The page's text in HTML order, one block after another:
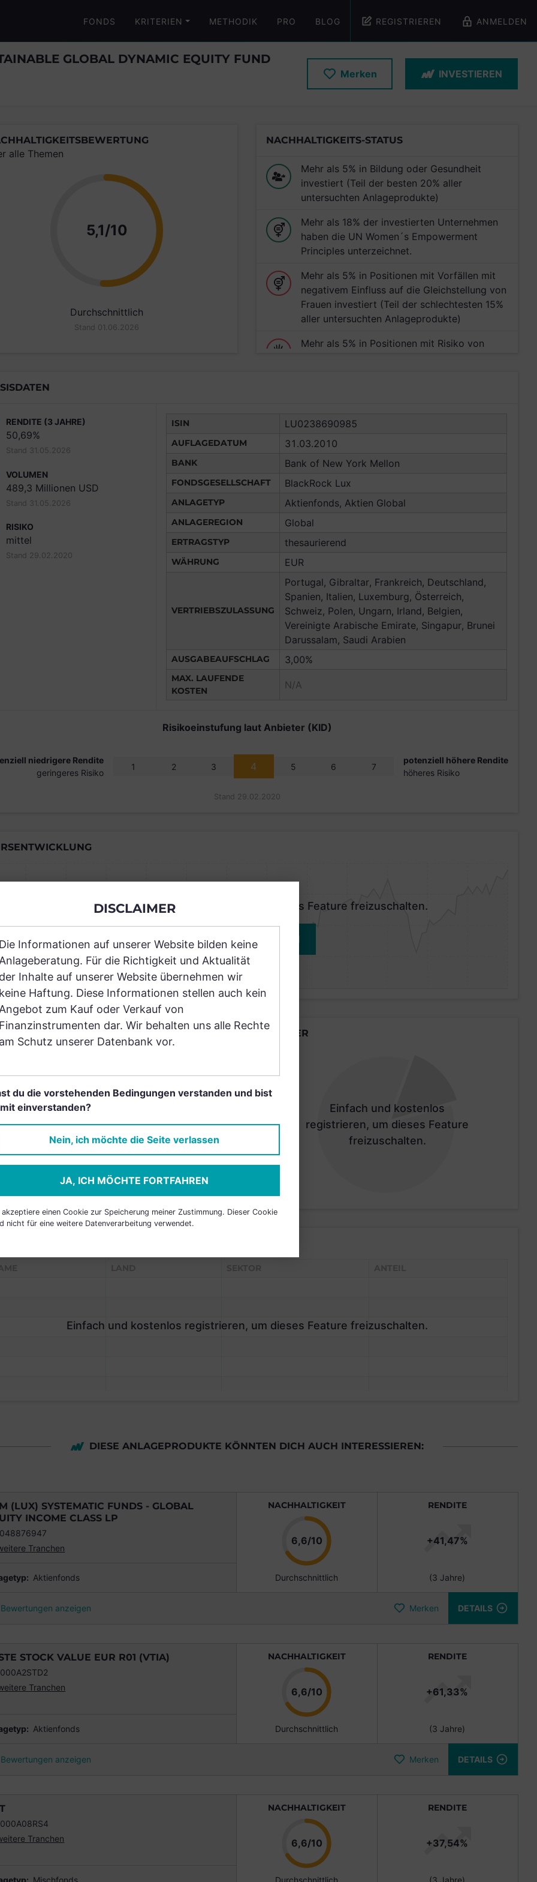
FONDS KRITERIEN METHODIK PRO BLOG REGISTRIEREN ANMELDEN
GLOBAL DYNAMIC EQUITY FUND
Merken INVESTIEREN
alle Themen
5,1/10 Punkte
Durchschnittlich
Stand 01.06.2026
NACHHALTIGKEITS-STATUS
Mehr als 5% in Bildung oder Gesundheit
investiert (Teil der besten 20% aller
untersuchten Anlageprodukte)
Mehr als 18% der investierten Unternehmen
haben die UN Women´s Empowerment
Principles unterzeichnet.
Mehr als 5% in Positionen mit Vorfällen mit
negativem Einfluss auf die Gleichstellung von
Frauen investiert (Teil der schlechtesten 15%
aller untersuchten Anlageprodukte)
Mehr als 5% in Positionen mit Risiko von
RENDITE (3 JAHRE)
50,69%
Stand 31.05.2026
VOLUMEN
489,3 Millionen USD
Stand 31.05.2026
RISIKO
mittel
Stand 29.02.2020
ISIN LU0238690985
AUFLAGEDATUM 31.03.2010
BANK Bank of New York Mellon
FONDSGESELLSCHAFT BlackRock Lux
ANLAGETYP Aktienfonds, Aktien Global
ANLAGEREGION Global
ERTRAGSTYP thesaurierend
WÄHRUNG EUR
VERTRIEBSZULASSUNG
Portugal, Gibraltar, Frankreich, Deutschland,
Spanien, Italien, Luxemburg, Österreich,
Schweiz, Polen, Ungarn, Irland, Belgien,
Vereinigte Arabische Emirate, Singapur, Brunei
Darussalam, Saudi Arabien
AUSGABEAUFSCHLAG 3,00%
MAX. LAUFENDE
KOSTEN
N/A
Risikoeinstufung laut Anbieter (KID)
niedrigere Rendite
geringeres Risiko
1 2 3 4 5 6 7
potenziell höhere Rendite
höheres Risiko
Stand 29.02.2020
Einfach und kostenlos registrieren, um dieses Feature freizuschalten.
JETZT ANMELDEN
Einfach und kostenlos
registrieren, um dieses Feature
freizuschalten.
LÄNDER
Einfach und kostenlos
registrieren, um dieses Feature
freizuschalten.
Einfach und kostenlos registrieren, um dieses Feature freizuschalten.
DIESE ANLAGEPRODUKTE KÖNNTEN DICH AUCH INTERESSIEREN:
(LUX) SYSTEMATIC FUNDS - GLOBAL
INCOME CLASS LP
Tranchen
Aktienfonds
NACHHALTIGKEIT
6,6/10Punkte
Durchschnittlich
RENDITE
+41,47%
(3 Jahre)
Bewertungen anzeigen Merken DETAILS
STOCK VALUE EUR R01 (VTIA)
Tranchen
Aktienfonds
NACHHALTIGKEIT
6,6/10Punkte
Durchschnittlich
RENDITE
+61,33%
(3 Jahre)
Bewertungen anzeigen Merken DETAILS
Tranchen
NACHHALTIGKEIT
6,6/10Punkte
RENDITE
+37,54%
DISCLAIMER
Die Informationen auf unserer Website bilden keine
Anlageberatung. Für die Richtigkeit und Aktualität
der Inhalte auf unserer Website übernehmen wir
keine Haftung. Diese Informationen stellen auch kein
Angebot zum Kauf oder Verkauf von
Finanzinstrumenten dar. Wir behalten uns alle Rechte
am Schutz unserer Datenbank vor.
du die vorstehenden Bedingungen verstanden und bist
einverstanden?
Nein, ich möchte die Seite verlassen
JA, ICH MÖCHTE FORTFAHREN
akzeptiere einen Cookie zur Speicherung meiner Zustimmung. Dieser Cookie
nicht für eine weitere Datenverarbeitung verwendet.